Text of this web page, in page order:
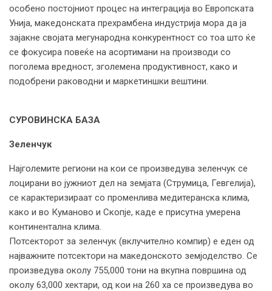
особено постојниот процес на интеграција во Европската
Унија, македонската прехрамбена индустрија мора да ја
зајакне својата мегународна конкурентност со тоа што ќе
се фокусира повеќе на асортимани на производи со
поголема вредност, зголемена продуктивност, како и
подобрени раководни и маркетиншки вештини.
СУРОВИНСКА БАЗА
Зеленчук
Најголемите региони на кои се произведува зеленчук се
лоцирани во јужниот дел на земјата (Струмица, Гевгелија),
се карактеризираат со променлива медитеранска клима,
како и во Куманово и Скопје, каде е присутна умерена
континентална клима.
Потсекторот за зеленчук (вклучително компир) е еден од
најважните потсектори на македонското земјоделство. Се
произведува околу 755,000 тони на вкупна површина од
околу 63,000 хектари, од кои на 260 ха се произведува во